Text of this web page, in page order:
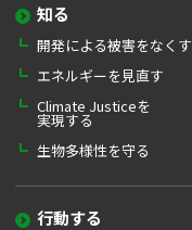
知る
開発による被害をなくす
エネルギーを見直す
Climate Justiceを
実現する
生物多様性を守る
行動する